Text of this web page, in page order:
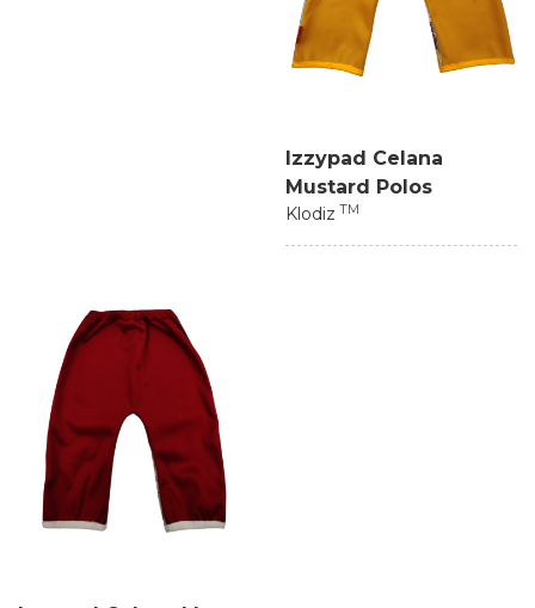
Izzypad Celana
Mustard Polos
Klodiz TM